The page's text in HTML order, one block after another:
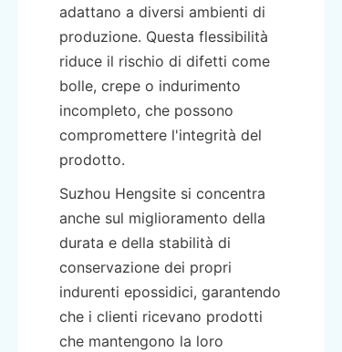
adattano a diversi ambienti di
produzione. Questa flessibilità
riduce il rischio di difetti come
bolle, crepe o indurimento
incompleto, che possono
compromettere l'integrità del
prodotto.
Suzhou Hengsite si concentra
anche sul miglioramento della
durata e della stabilità di
conservazione dei propri
indurenti epossidici, garantendo
che i clienti ricevano prodotti
che mantengono la loro